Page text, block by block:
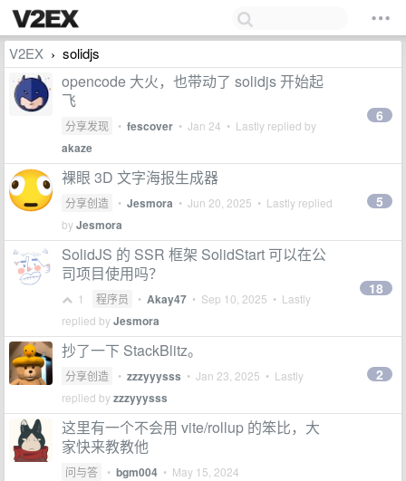
V2EX › solidjs
opencode 大火，也带动了 solidjs 开始起
飞
分享发现 • fescover • Jan 24 • Lastly replied by
akaze
6
裸眼 3D 文字海报生成器
分享创造 • Jesmora • Jun 20, 2025 • Lastly replied
byJesmora
5
SolidJS 的 SSR 框架 SolidStart 可以在公
司项目使用吗？
1 程序员 • Akay47 • Sep 10, 2025 • Lastly
replied byJesmora
18
抄了一下 StackBlitz。
分享创造 • zzzyyysss • Jan 23, 2025 • Lastly
replied byzzzyyysss
2
这里有一个不会用 vite/rollup 的笨比，大
家快来教教他
问与答 • bgm004 • May 15, 2024